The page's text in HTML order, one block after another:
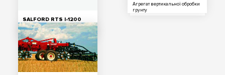
SALFORD RTS I-1200
Агрегат вертикальної обробки
грунту
Агрегат вертикальної обробки
грунту